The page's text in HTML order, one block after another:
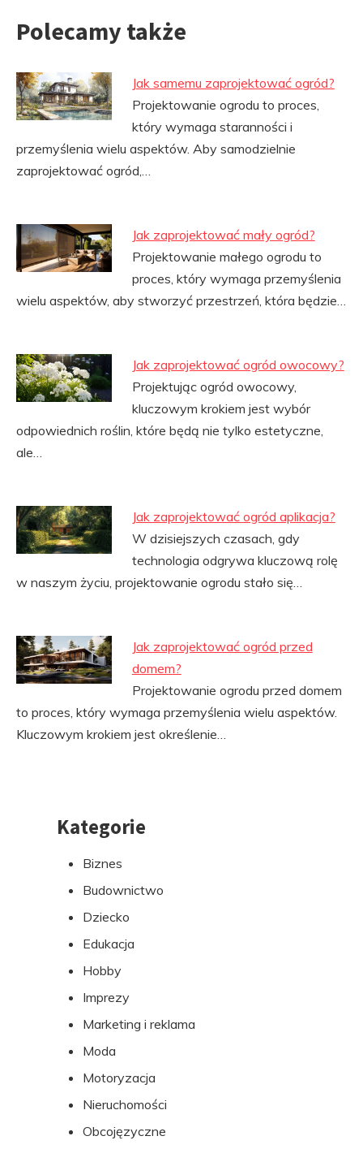
Polecamy także
Jak samemu zaprojektować ogród?
Projektowanie ogrodu to proces,
który wymaga staranności i
przemyślenia wielu aspektów. Aby samodzielnie
zaprojektować ogród,…
Jak zaprojektować mały ogród?
Projektowanie małego ogrodu to
proces, który wymaga przemyślenia
wielu aspektów, aby stworzyć przestrzeń, która będzie…
Jak zaprojektować ogród owocowy?
Projektując ogród owocowy,
kluczowym krokiem jest wybór
odpowiednich roślin, które będą nie tylko estetyczne,
ale…
Jak zaprojektować ogród aplikacja?
W dzisiejszych czasach, gdy
technologia odgrywa kluczową rolę
w naszym życiu, projektowanie ogrodu stało się…
Jak zaprojektować ogród przed
domem?
Projektowanie ogrodu przed domem
to proces, który wymaga przemyślenia wielu aspektów.
Kluczowym krokiem jest określenie…
PrzejdźKategorie
Biznes
Budownictwo
Dziecko
Edukacja
Hobby
Imprezy
Marketing i reklama
Moda
Motoryzacja
Nieruchomości
Obcojęzyczne